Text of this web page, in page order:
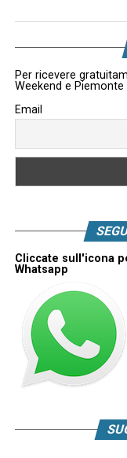
Per ricevere
Weekend e Piemonte
Email
Cliccate sull'icona
Whatsapp